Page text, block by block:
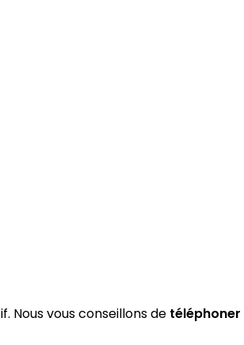
Nous vous conseillons de téléphoner